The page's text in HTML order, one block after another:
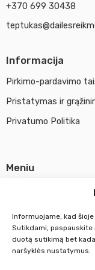
Informuojame, kad
Sutikdami, paspauskite
duotą sutikimą bet
naršyklės nustatymus.
+370 699 30438
Informacija
Pirkimo-pardavimo
Pristatymas ir
Privatumo Politika
Meniu
Susisiekti su mumis